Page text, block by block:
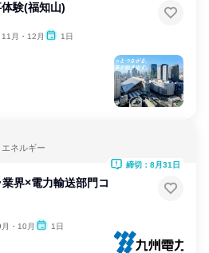
体験(福知山)
月・12月 1日
ネルギー
界×電力輸送部門コ
・10月 1日
締切：8月31日